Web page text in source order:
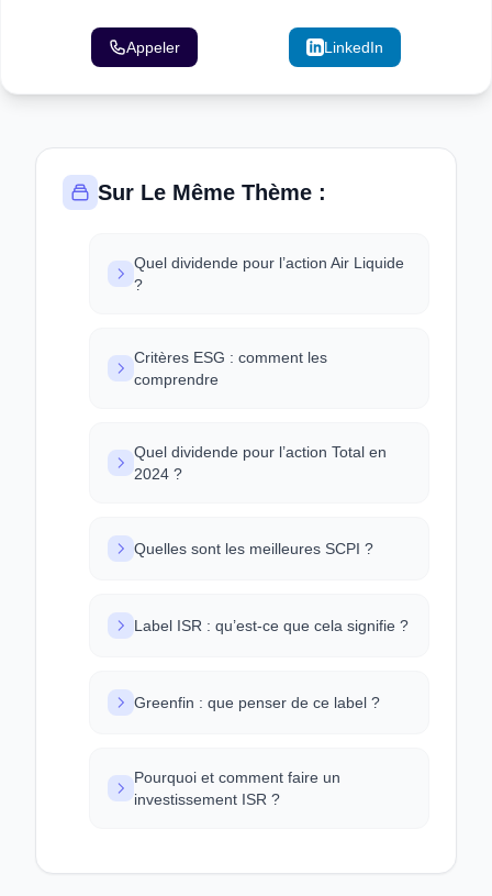
Appeler LinkedIn
Sur Le Même Thème :
Quel dividende pour l’action Air Liquide
?
Critères ESG : comment les
comprendre
Quel dividende pour l’action Total en
2024 ?
Quelles sont les meilleures SCPI ?
Label ISR : qu’est-ce que cela signifie ?
Greenfin : que penser de ce label ?
Pourquoi et comment faire un
investissement ISR ?